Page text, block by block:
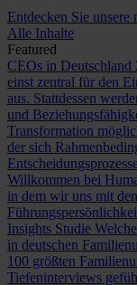
Entdecken Sie unsere
Alle Inhalte
Featured
CEOs in Deutschland
einst zentral für den
aus. Stattdessen
und
Transformation
der sich
Willkommen bei
in dem wir uns mit
Insights Studie
in deutschen
100 größten
Tiefeninterviews